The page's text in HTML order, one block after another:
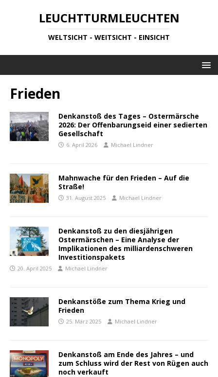
LEUCHTTURMLEUCHTEN
WELTSICHT - WEITSICHT - EINSICHT
Frieden
Denkanstoß des Tages – Ostermärsche
2026: Der Offenbarungseid einer sedierten
Gesellschaft
6. April 2026 Michael Lindner
Mahnwache für den Frieden – Auf die
Straße!
31. August 2025 Michael Lindner
Denkanstoß zu den diesjährigen
Ostermärschen – Eine Analyse der
Implikationen des milliardenschweren
Investitionspakets
20. April 2025 Michael Lindner
Denkanstöße zum Thema Krieg und
Frieden
25. März 2025 Michael Lindner
Denkanstoß am Ende des Jahres – und
zum Schluss wird der Rest von Rügen auch
noch verkauft